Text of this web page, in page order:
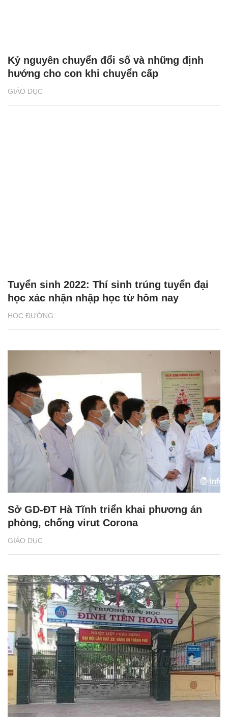
GIÁO DỤC
Kỷ nguyên chuyển đổi số và những định
hướng cho con khi chuyển cấp
HỌC ĐƯỜNG
Tuyển sinh 2022: Thí sinh trúng tuyển đại
học xác nhận nhập học từ hôm nay
GIÁO DỤC
Sở GD-ĐT Hà Tĩnh triển khai phương án
phòng, chống virut Corona